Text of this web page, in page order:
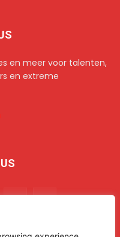
en meer voor talenten,
en extreme